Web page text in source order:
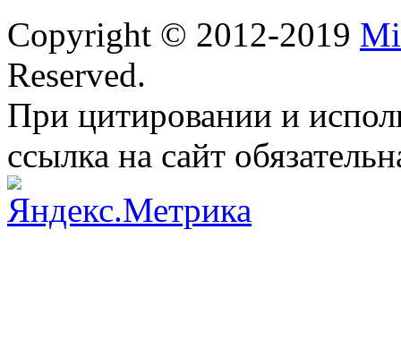
Copyright © 2012-2019
Reserved.
При цитировании и
ссылка на сайт